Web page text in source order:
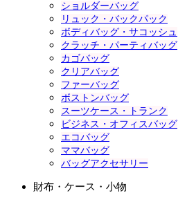
ショルダーバッグ
リュック・バックパック
ボディバッグ・サコッシュ
クラッチ・パーティバッグ
カゴバッグ
クリアバッグ
ファーバッグ
ボストンバッグ
スーツケース・トランク
ビジネス・オフィスバッグ
エコバッグ
ママバッグ
バッグアクセサリー
財布・ケース・小物